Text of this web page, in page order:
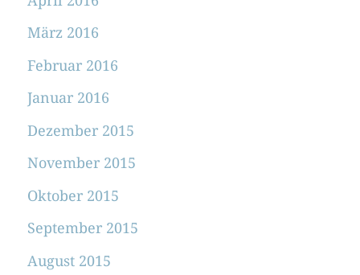
März 2016
Februar 2016
Januar 2016
Dezember 2015
November 2015
Oktober 2015
September 2015
August 2015